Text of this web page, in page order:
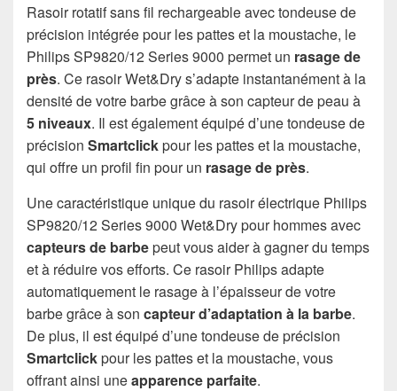
Rasoir rotatif sans fil rechargeable avec tondeuse de
précision intégrée pour les pattes et la moustache, le
Philips SP9820/12 Series 9000 permet un rasage de
près. Ce rasoir Wet&Dry s’adapte instantanément à la
densité de votre barbe grâce à son capteur de peau à
5 niveaux. Il est également équipé d’une tondeuse de
précision Smartclickpour les pattes et la moustache,
qui offre un profil fin pour un rasage de près.
Une caractéristique unique du rasoir électrique Philips
SP9820/12 Series 9000 Wet&Dry pour hommes avec
capteurs de barbepeut vous aider à gagner du temps
et à réduire vos efforts. Ce rasoir Philips adapte
automatiquement le rasage à l’épaisseur de votre
barbe grâce à son capteur d’adaptation à la barbe.
De plus, il est équipé d’une tondeuse de précision
Smartclickpour les pattes et la moustache, vous
offrant ainsi uneapparence parfaite.